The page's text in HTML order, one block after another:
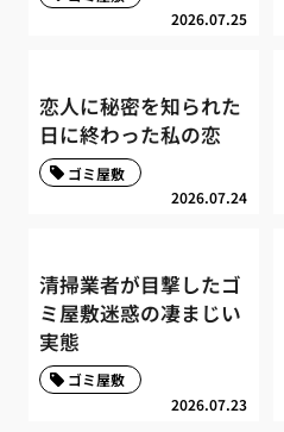
2026.07.25
恋人に秘密を知られた
日に終わった私の恋
2026.07.24
ゴミ屋敷
清掃業者が目撃したゴ
ミ屋敷迷惑の凄まじい
実態
2026.07.23
ゴミ屋敷